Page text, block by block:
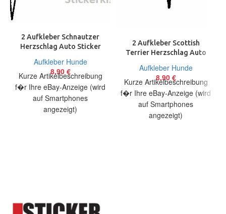
2 Aufkleber Schnautzer
Herzschlag Auto Sticker
Aufkleber Hunde
8,90 €
Kurze Artikelbeschreibung
f�r Ihre eBay-Anzeige (wird
auf Smartphones
angezeigt)
2 Aufkleber Scottish
Terrier Herzschlag Auto
JDM
Aufkleber Hunde
8,90 €
Kurze Artikelbeschreibung
f�r Ihre eBay-Anzeige (wird
auf Smartphones
angezeigt)